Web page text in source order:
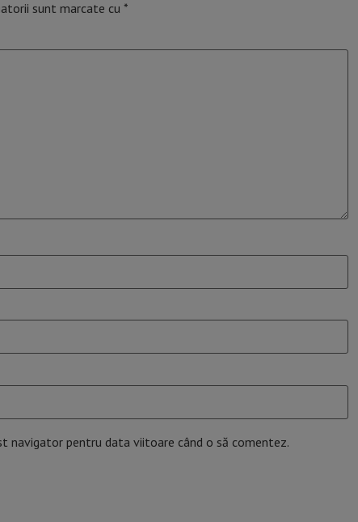
sunt marcate cu *
navigator pentru data viitoare când o să comentez.